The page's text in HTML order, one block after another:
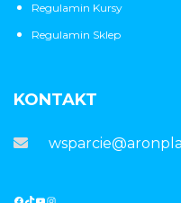
Regulamin Kursy
Regulamin Sklep
KONTAKT